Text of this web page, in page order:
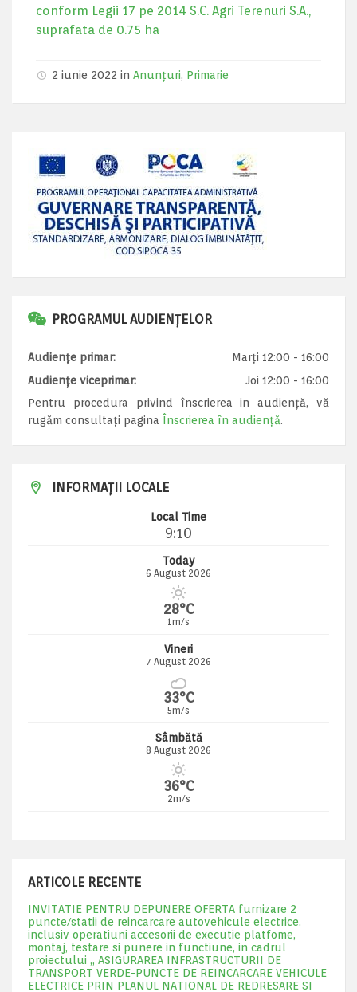
conform Legii 17 pe 2014 S.C. Agri Terenuri S.A.,
suprafata de 0.75 ha
2 iunie 2022 in Anunțuri, Primarie
PROGRAMUL AUDIENȚELOR
Audiențe primar:
Marți 12:00 - 16:00
Audiențe viceprimar:
Joi 12:00 - 16:00
Pentru procedura privind înscrierea in audiență, vă
rugăm consultați pagina Înscrierea în audiență.
INFORMAȚII LOCALE
Local Time
9:10
Today
6 August 2026
28°C
1m/s
Vineri
7 August 2026
33°C
5m/s
Sâmbătă
8 August 2026
36°C
2m/s
ARTICOLE RECENTE
INVITATIE PENTRU DEPUNERE OFERTA furnizare 2
puncte/statii de reincarcare autovehicule electrice,
inclusiv operatiuni accesorii de executie platfome,
montaj, testare si punere in functiune, in cadrul
proiectului „ ASIGURAREA INFRASTRUCTURII DE
TRANSPORT VERDE-PUNCTE DE REINCARCARE VEHICULE
ELECTRICE PRIN PLANUL NATIONAL DE REDRESARE SI